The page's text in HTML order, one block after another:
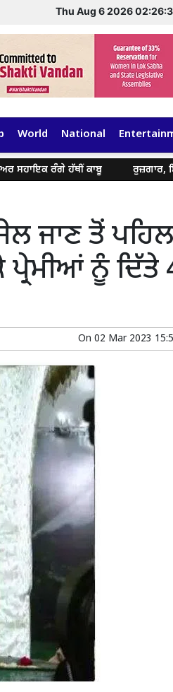
Thu Aug 6 2026
World National
ਰੰਗੇ ਹੱਥੀਂ ਕਾਬੂ ਰੁਜ਼ਗਾਰ, ਸਿੱਖਿਆ ਅਤੇ
ਜਾਣ ਤੋਂ
ਨੂੰ ਦਿੱਤੇ
On 02 Mar 2023